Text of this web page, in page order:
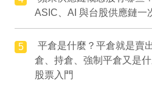
ASIC、AI 與台股供應鏈一
5
平倉是什麼？平倉就是賣
倉、持倉、強制平倉又是
股票入門